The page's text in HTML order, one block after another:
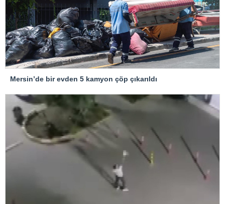
Mersin’de bir evden 5 kamyon çöp çıkarıldı